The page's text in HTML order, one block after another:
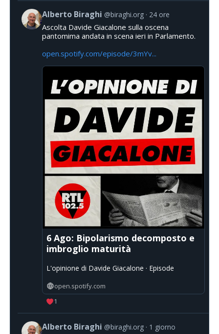
Alberto Biraghi @biraghi.org 24 ore
Ascolta Davide Giacalone sulla oscena
pantomima andata in scena ieri in Parlamento.
open.spotify.com/episode/3mYv...
6 Ago: Bipolarismo decomposto e
imbroglio maturità
L'opinione di Davide Giacalone · Episode
open.spotify.com
1
Alberto Biraghi @biraghi.org 1 giorno